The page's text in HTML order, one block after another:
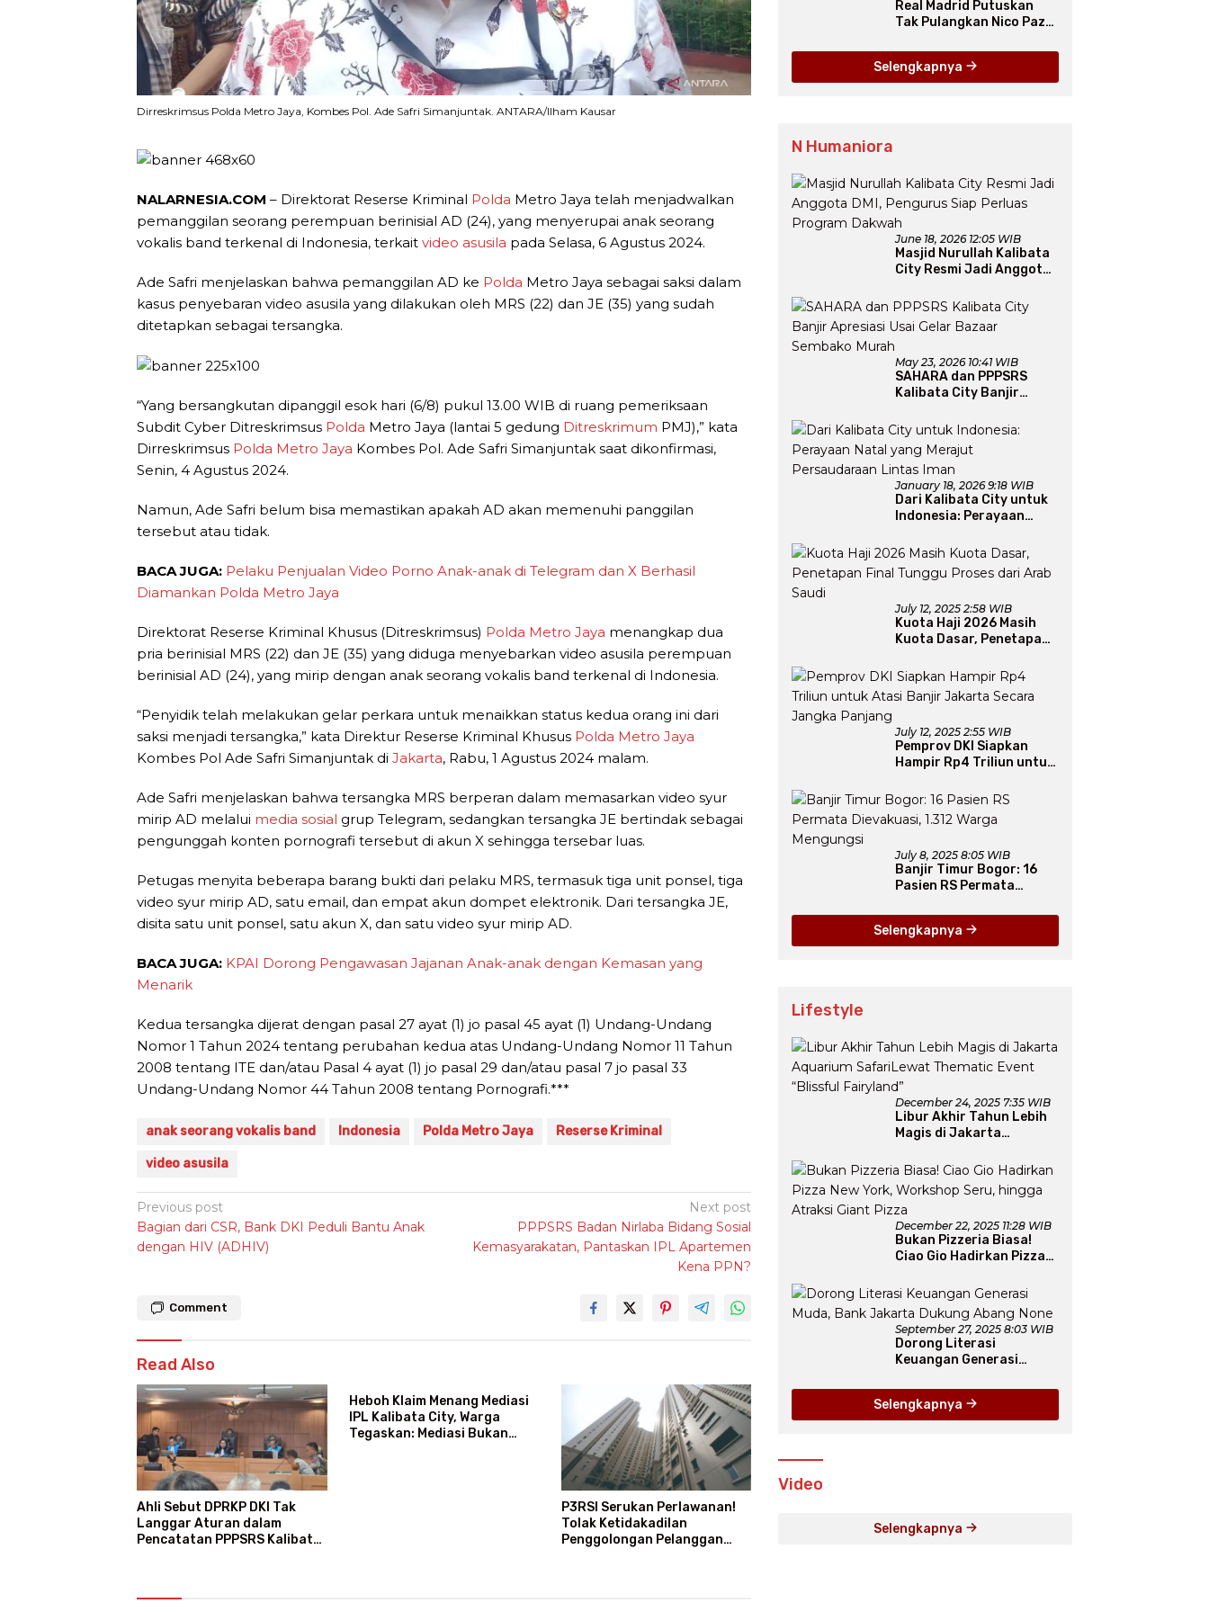
Dirreskrimsus Polda Metro Jaya, Kombes Pol. Ade Safri Simanjuntak. ANTARA/Ilham Kausar
NALARNESIA.COM – Direktorat Reserse Kriminal Polda Metro Jaya telah menjadwalkan
pemanggilan seorang perempuan berinisial AD (24), yang menyerupai anak seorang
vokalis band terkenal di Indonesia, terkait video asusila pada Selasa, 6 Agustus 2024.
Ade Safri menjelaskan bahwa pemanggilan AD ke Polda Metro Jaya sebagai saksi dalam
kasus penyebaran video asusila yang dilakukan oleh MRS (22) dan JE (35) yang sudah
ditetapkan sebagai tersangka.
“Yang bersangkutan dipanggil esok hari (6/8) pukul 13.00 WIB di ruang pemeriksaan
Subdit Cyber Ditreskrimsus Polda Metro Jaya (lantai 5 gedung Ditreskrimum PMJ),” kata
Dirreskrimsus Polda Metro Jaya Kombes Pol. Ade Safri Simanjuntak saat dikonfirmasi,
Senin, 4 Agustus 2024.
Namun, Ade Safri belum bisa memastikan apakah AD akan memenuhi panggilan
tersebut atau tidak.
BACA JUGA: Pelaku Penjualan Video Porno Anak-anak di Telegram dan X Berhasil
Diamankan Polda Metro Jaya
Direktorat Reserse Kriminal Khusus (Ditreskrimsus) Polda Metro Jaya menangkap dua
pria berinisial MRS (22) dan JE (35) yang diduga menyebarkan video asusila perempuan
berinisial AD (24), yang mirip dengan anak seorang vokalis band terkenal di Indonesia.
“Penyidik telah melakukan gelar perkara untuk menaikkan status kedua orang ini dari
saksi menjadi tersangka,” kata Direktur Reserse Kriminal Khusus Polda Metro Jaya
Kombes Pol Ade Safri Simanjuntak di Jakarta, Rabu, 1 Agustus 2024 malam.
Ade Safri menjelaskan bahwa tersangka MRS berperan dalam memasarkan video syur
mirip AD melalui media sosial grup Telegram, sedangkan tersangka JE bertindak sebagai
pengunggah konten pornografi tersebut di akun X sehingga tersebar luas.
Petugas menyita beberapa barang bukti dari pelaku MRS, termasuk tiga unit ponsel, tiga
video syur mirip AD, satu email, dan empat akun dompet elektronik. Dari tersangka JE,
disita satu unit ponsel, satu akun X, dan satu video syur mirip AD.
BACA JUGA: KPAI Dorong Pengawasan Jajanan Anak-anak dengan Kemasan yang
Menarik
Kedua tersangka dijerat dengan pasal 27 ayat (1) jo pasal 45 ayat (1) Undang-Undang
Nomor 1 Tahun 2024 tentang perubahan kedua atas Undang-Undang Nomor 11 Tahun
2008 tentang ITE dan/atau Pasal 4 ayat (1) jo pasal 29 dan/atau pasal 7 jo pasal 33
Undang-Undang Nomor 44 Tahun 2008 tentang Pornografi.***
anak seorang vokalis band Indonesia Polda Metro Jaya Reserse Kriminal
video asusila
Post
navigation
Previous post
Bagian dari CSR, Bank DKI Peduli Bantu Anak
dengan HIV (ADHIV)
Next post
PPPSRS Badan Nirlaba Bidang Sosial
Kemasyarakatan, Pantaskan IPL Apartemen
Kena PPN?
Comment
Read Also
Ahli Sebut DPRKP DKI Tak
Langgar Aturan dalam
Pencatatan PPPSRS Kalibata
Heboh Klaim Menang Mediasi
IPL Kalibata City, Warga
Tegaskan: Mediasi Bukan
P3RSI Serukan Perlawanan!
Tolak Ketidakadilan
Penggolongan Pelanggan
Real Madrid Putuskan
Tak Pulangkan Nico Paz
Panas 2025
Selengkapnya
N Humaniora
June 18, 2026 12:05 WIB
Masjid Nurullah Kalibata
City Resmi Jadi Anggota
Perluas Program Dakwah
May 23, 2026 10:41 WIB
SAHARA dan PPPSRS
Kalibata City Banjir
Bazaar Sembako Murah
January 18, 2026 9:18 WIB
Dari Kalibata City untuk
Indonesia: Perayaan
Persaudaraan Lintas
Iman
July 12, 2025 2:58 WIB
Kuota Haji 2026 Masih
Kuota Dasar, Penetapan
Arab Saudi
July 12, 2025 2:55 WIB
Pemprov DKI Siapkan
Hampir Rp4 Triliun untuk
Secara Jangka Panjang
July 8, 2025 8:05 WIB
Banjir Timur Bogor: 16
Pasien RS Permata
Mengungsi
Selengkapnya
Lifestyle
December 24, 2025 7:35 WIB
Libur Akhir Tahun Lebih
Magis di Jakarta
Thematic Event “Blissful
Fairyland”
December 22, 2025 11:28 WIB
Bukan Pizzeria Biasa!
Ciao Gio Hadirkan Pizza
Seru, hingga Atraksi
Giant Pizza
September 27, 2025 8:03 WIB
Dorong Literasi
Keuangan Generasi
Dukung Abang None
Selengkapnya
Video
Selengkapnya